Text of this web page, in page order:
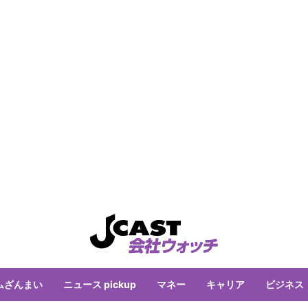
ざんまい ニュース pickup マネー キャリア ビジネス